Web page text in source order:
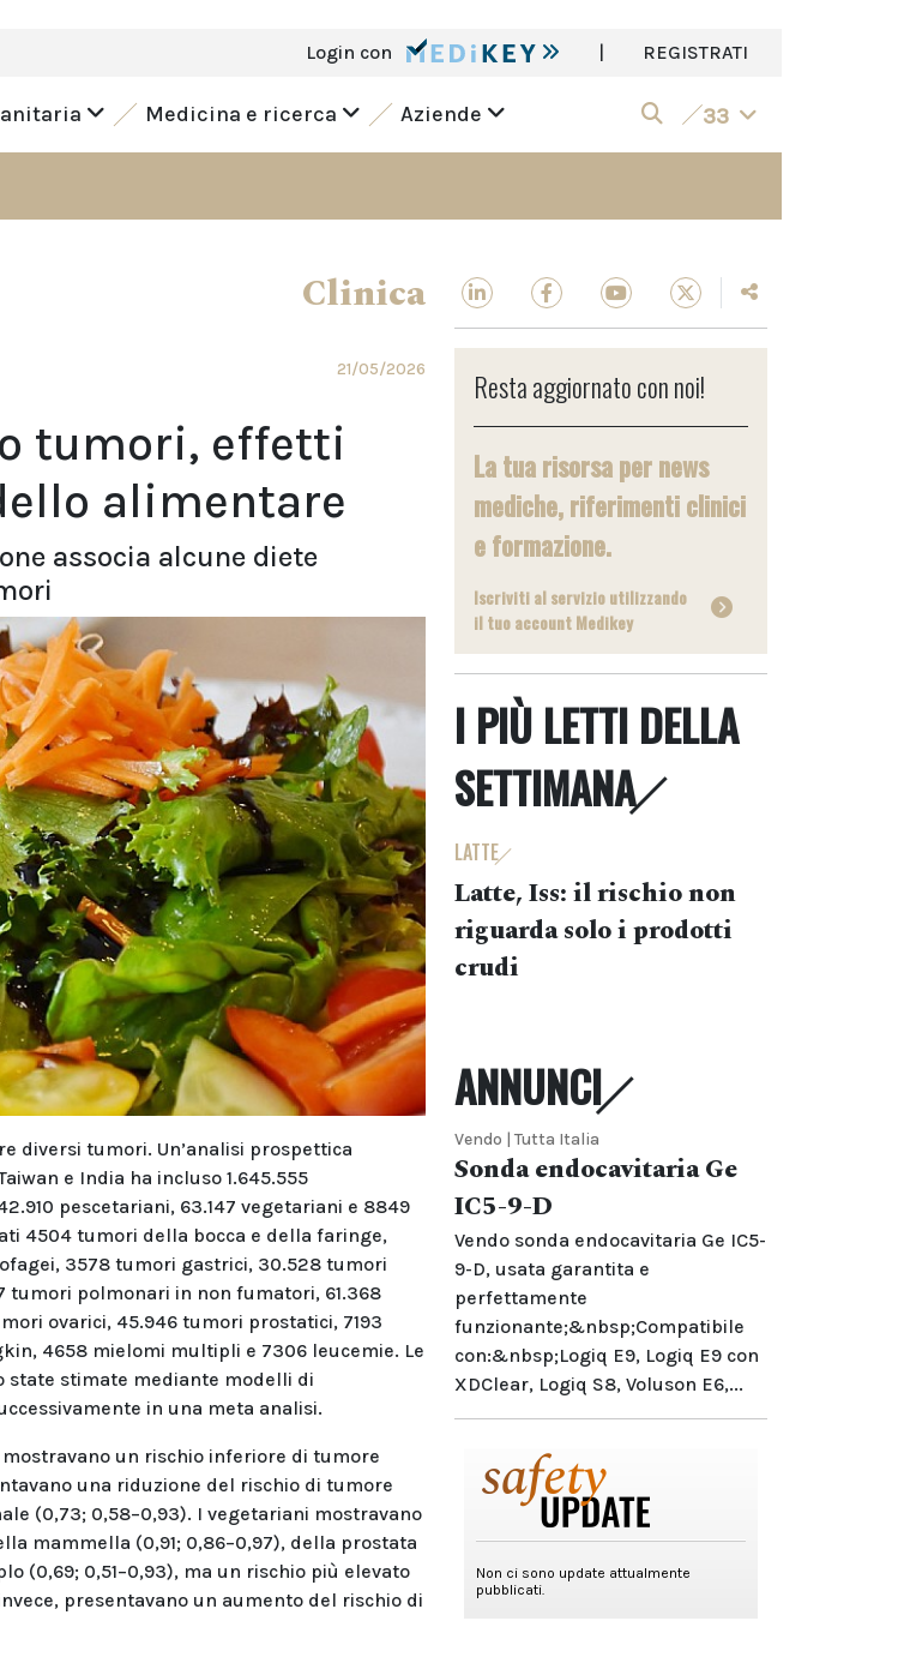
Login con | REGISTRATI
Medicina e ricerca Aziende 33
Clinica
21/05/2026
tumori, effetti
alimentare
associa alcune diete
diversi tumori. Un’analisi prospettica
e India ha incluso 1.645.555
pescetariani, 63.147 vegetariani e 8849
4504 tumori della bocca e della faringe,
3578 tumori gastrici, 30.528 tumori
polmonari in non fumatori, 61.368
ovarici, 45.946 tumori prostatici, 7193
4658 mielomi multipli e 7306 leucemie. Le
state stimate mediante modelli di
in una meta analisi.
un rischio inferiore di tumore
una riduzione del rischio di tumore
(0,73; 0,58–0,93). I vegetariani mostravano
mammella (0,91; 0,86–0,97), della prostata
(0,69; 0,51–0,93), ma un rischio più elevato
presentavano un aumento del rischio di
Resta aggiornato con noi!
La tua risorsa per news
mediche, riferimenti clinici
e formazione.
Iscriviti al servizio utilizzando
il tuo account Medikey
I PIÙ LETTI DELLA
SETTIMANA
LATTE
Latte, Iss: il rischio non
riguarda solo i prodotti
crudi
ANNUNCI
Vendo | Tutta Italia
Sonda endocavitaria Ge
IC5-9-D
Vendo sonda endocavitaria Ge IC5-
9-D, usata garantita e
perfettamente
funzionante;&nbsp;Compatibile
con:&nbsp;Logiq E9, Logiq E9 con
XDClear, Logiq S8, Voluson E6,...